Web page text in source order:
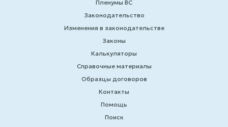
Пленумы ВС
Законодательство
Изменения в законодательстве
Законы
Калькуляторы
Справочные материалы
Образцы договоров
Контакты
Помощь
Поиск